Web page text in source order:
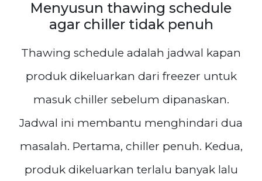
Menyusun thawing schedule
agar chiller tidak penuh
Thawing schedule adalah jadwal kapan
produk dikeluarkan dari freezer untuk
masuk chiller sebelum dipanaskan.
Jadwal ini membantu menghindari dua
masalah. Pertama, chiller penuh. Kedua,
produk dikeluarkan terlalu banyak lalu